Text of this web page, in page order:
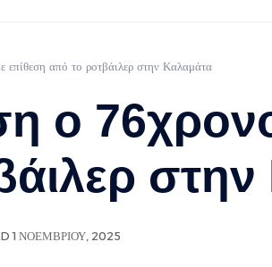
από το ροτβάιλερ στην Καλαμάτα
ο
1 ΝΟΕΜΒΡΊΟΥ, 2025